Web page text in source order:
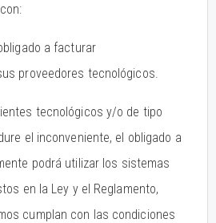
a facturar
proveedores tecnológicos.
tecnológicos y/o de tipo
el inconveniente, el obligado a
podrá utilizar los sistemas
en la Ley y el Reglamento,
cumplan con las condiciones